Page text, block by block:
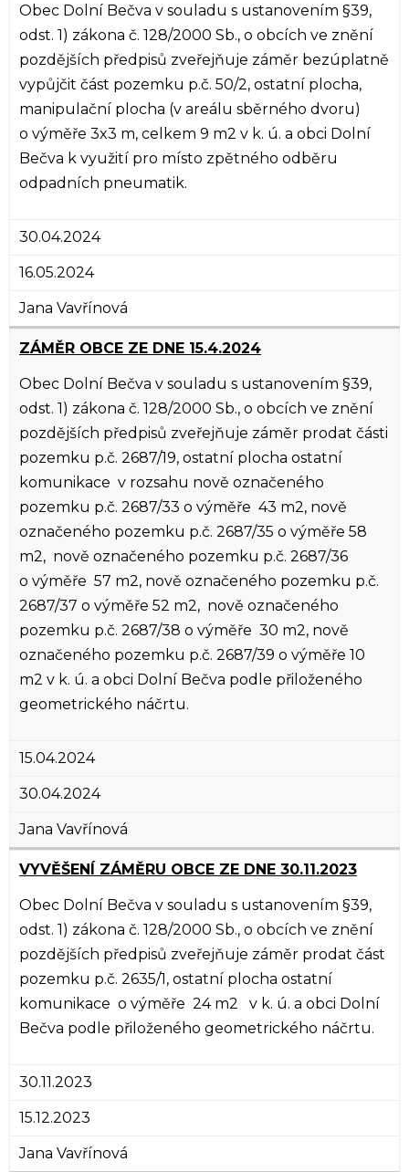
Obec Dolní Bečva v souladu s ustanovením §39,
odst. 1) zákona č. 128/2000 Sb., o obcích ve znění
pozdějších předpisů zveřejňuje záměr bezúplatně
vypůjčit část pozemku p.č. 50/2, ostatní plocha,
manipulační plocha (v areálu sběrného dvoru)
o výměře 3x3 m, celkem 9 m2 v k. ú. a obci Dolní
Bečva k využití pro místo zpětného odběru
odpadních pneumatik.
30.04.2024
16.05.2024
Jana Vavřínová
ZÁMĚR OBCE ZE DNE 15.4.2024
Obec Dolní Bečva v souladu s ustanovením §39,
odst. 1) zákona č. 128/2000 Sb., o obcích ve znění
pozdějších předpisů zveřejňuje záměr prodat části
pozemku p.č. 2687/19, ostatní plocha ostatní
komunikace v rozsahu nově označeného
pozemku p.č. 2687/33 o výměře 43 m2, nově
označeného pozemku p.č. 2687/35 o výměře 58
m2, nově označeného pozemku p.č. 2687/36
o výměře 57 m2, nově označeného pozemku p.č.
2687/37 o výměře 52 m2, nově označeného
pozemku p.č. 2687/38 o výměře 30 m2, nově
označeného pozemku p.č. 2687/39 o výměře 10
m2 v k. ú. a obci Dolní Bečva podle přiloženého
geometrického náčrtu.
15.04.2024
30.04.2024
Jana Vavřínová
VYVĚŠENÍ ZÁMĚRU OBCE ZE DNE 30.11.2023
Obec Dolní Bečva v souladu s ustanovením §39,
odst. 1) zákona č. 128/2000 Sb., o obcích ve znění
pozdějších předpisů zveřejňuje záměr prodat část
pozemku p.č. 2635/1, ostatní plocha ostatní
komunikace o výměře 24 m2 v k. ú. a obci Dolní
Bečva podle přiloženého geometrického náčrtu.
30.11.2023
15.12.2023
Jana Vavřínová